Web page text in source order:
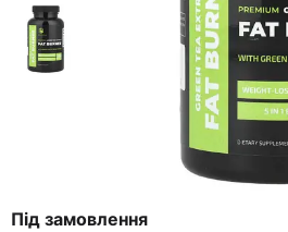
Під замовлення